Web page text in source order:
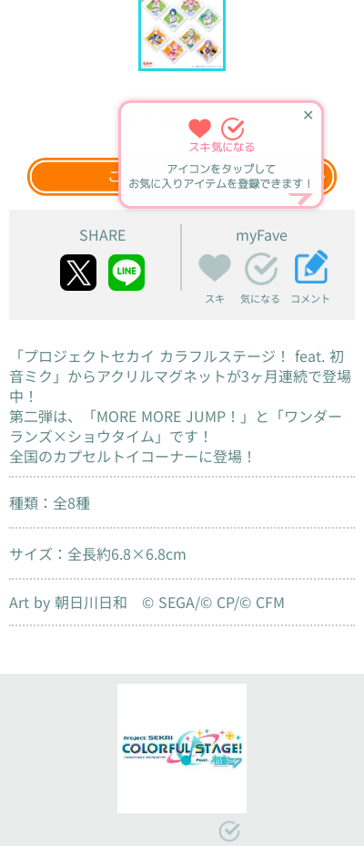
400円（税込）
このグッズをウェブ検索
✕
スキ気になる
アイコンをタップして
お気に入りアイテムを登録できます！
SHARE myFave
スキ 気になる コメント
「プロジェクトセカイ カラフルステージ！ feat. 初
音ミク」からアクリルマグネットが3ヶ月連続で登場
中！
第二弾は、「MORE MORE JUMP！」と「ワンダー
ランズ×ショウタイム」です！
全国のカプセルトイコーナーに登場！
種類：全8種
サイズ：全長約6.8×6.8cm
Art by 朝日川日和 © SEGA/© CP/© CFM